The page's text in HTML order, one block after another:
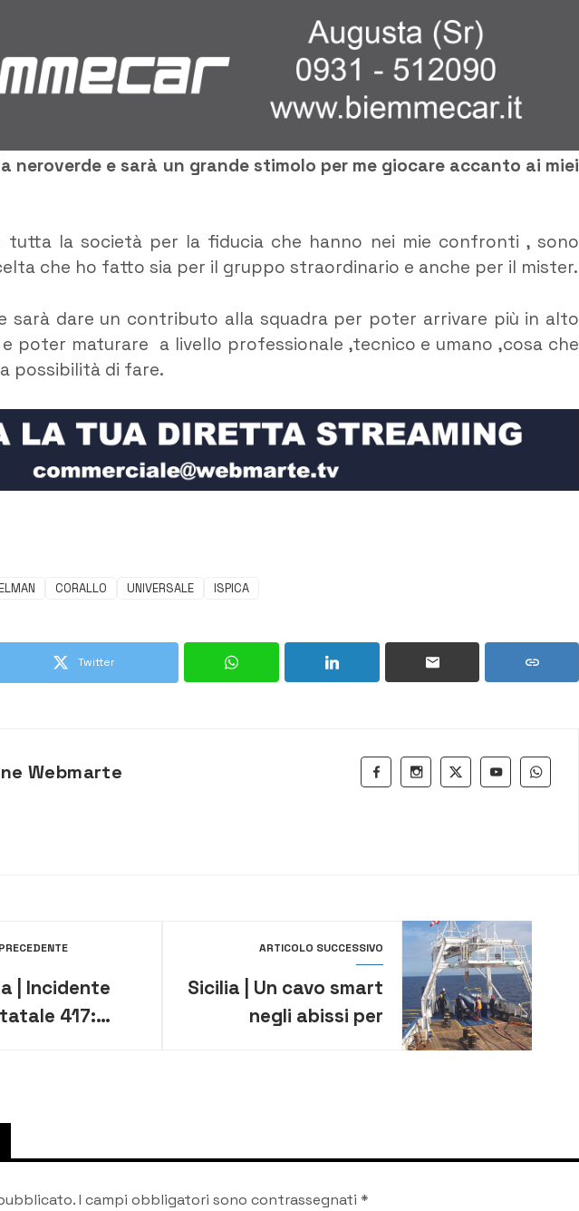
neroverde e sarà un grande stimolo per me giocare accanto ai miei
tutta la società per la fiducia che hanno nei mie confronti , sono
che ho fatto sia per il gruppo straordinario e anche per il mister.
sarà dare un contributo alla squadra per poter arrivare più in alto
poter maturare a livello professionale ,tecnico e umano ,cosa che
possibilità di fare.
CORALLO UNIVERSALE ISPICA
Twitter
Webmarte
| Incidente
417:
ARTICOLO SUCCESSIVO
Sicilia | Un cavo smart
negli abissi per
I campi obbligatori sono contrassegnati *